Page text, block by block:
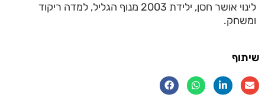
לינוי אושר חסן, ילידת 2003 מנוף הגליל, למדה ריקוד
ומשחק.
שיתוף